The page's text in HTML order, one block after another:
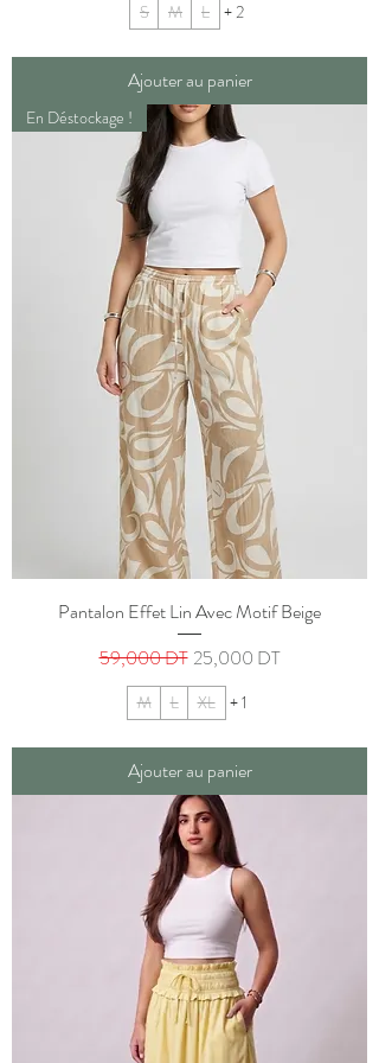
S M L + 2
Ajouter au panier
En Déstockage !
Pantalon Effet Lin Avec Motif Beige
Prix original
59,000 DT Prix promotionnel
25,000 DT
M L XL + 1
Ajouter au panier